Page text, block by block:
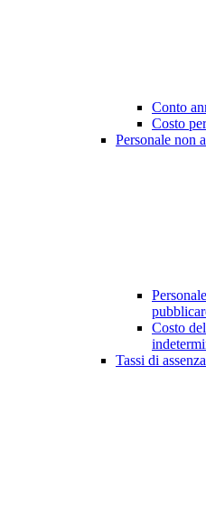
Conto
Costo
Personale non
Costo
Tassi di assenza